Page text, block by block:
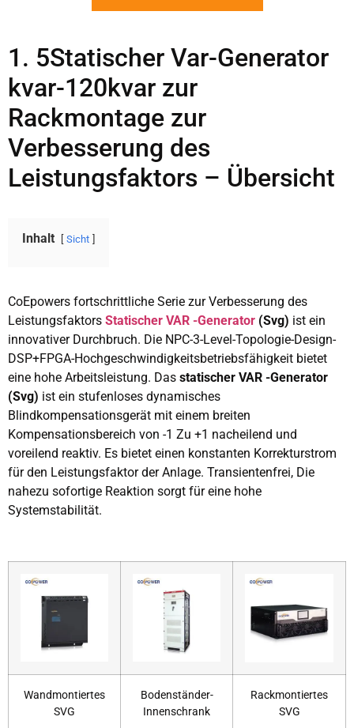
1. 5Statischer Var-Generator
kvar-120kvar zur
Rackmontage zur
Verbesserung des
Leistungsfaktors – Übersicht
Inhalt Sicht
CoEpowers fortschrittliche Serie zur Verbesserung des
Leistungsfaktors Statischer VAR -Generator (Svg) ist ein
innovativer Durchbruch. Die NPC-3-Level-Topologie-Design-
DSP+FPGA-Hochgeschwindigkeitsbetriebsfähigkeit bietet
eine hohe Arbeitsleistung. Das statischer VAR -Generator
(Svg) ist ein stufenloses dynamisches
Blindkompensationsgerät mit einem breiten
Kompensationsbereich von -1 Zu +1 nacheilend und
voreilend reaktiv. Es bietet einen konstanten Korrekturstrom
für den Leistungsfaktor der Anlage. Transientenfrei, Die
nahezu sofortige Reaktion sorgt für eine hohe
Systemstabilität.
Wandmontiertes
SVG
Bodenständer-
Innenschrank
Rackmontiertes
SVG